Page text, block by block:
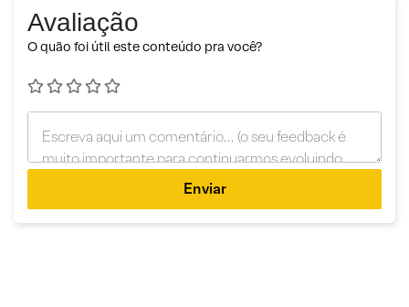
Avaliação
O quão foi útil este conteúdo pra você?
Enviar